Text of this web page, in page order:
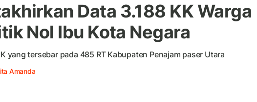
Data 3.188 KK Warga
Nol Ibu Kota Negara
yang tersebar pada 485 RT Kabupaten Penajam paser Utara
Amanda